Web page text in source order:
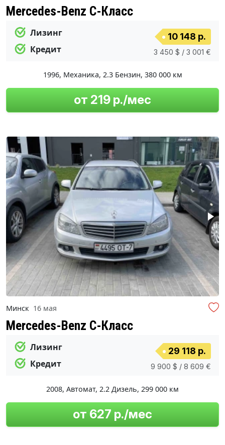
Mercedes-Benz C-Класс
Лизинг
Кредит
10 148 р.
3 450 $ / 3 001 €
1996, Механика, 2.3 Бензин, 380 000 км
от 219 р./мес
Минск 16 мая
Mercedes-Benz C-Класс
Лизинг
Кредит
29 118 р.
9 900 $ / 8 609 €
2008, Автомат, 2.2 Дизель, 299 000 км
от 627 р./мес